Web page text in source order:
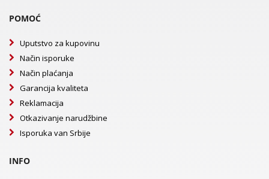
POMOĆ
Uputstvo za kupovinu
Način isporuke
Način plaćanja
Garancija kvaliteta
Reklamacija
Otkazivanje narudžbine
Isporuka van Srbije
INFO